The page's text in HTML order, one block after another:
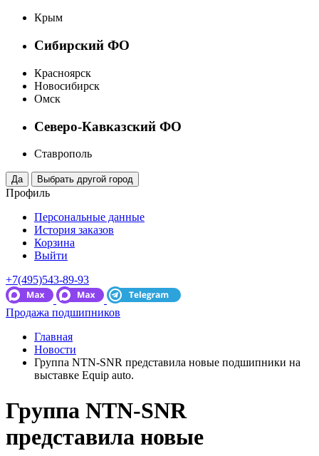
Крым
Сибирский ФО
Красноярск
Новосибирск
Омск
Северо-Кавказский ФО
Ставрополь
Профиль
Персональные данные
История заказов
Корзина
Выйти
+7(495)543-89-93
Продажа подшипников
Главная
Новости
Группа NTN-SNR представила новые подшипники на
выставке Equip auto.
Группа NTN-SNR
представила новые